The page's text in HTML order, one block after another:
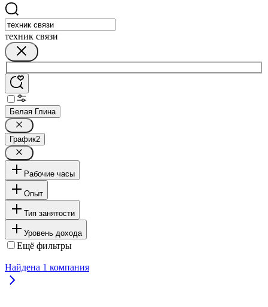
техник связи
Белая Глина
График2
Рабочие часы
Опыт
Тип занятости
Уровень дохода
Ещё фильтры
Найдена 1 компания